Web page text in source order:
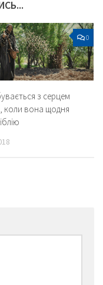
0
з серцем
коли вона щодня